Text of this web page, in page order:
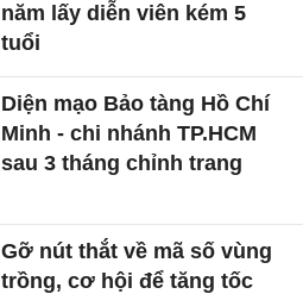
năm lấy diễn viên kém 5
tuổi
Diện mạo Bảo tàng Hồ Chí
Minh - chi nhánh TP.HCM
sau 3 tháng chỉnh trang
Gỡ nút thắt về mã số vùng
trồng, cơ hội để tăng tốc